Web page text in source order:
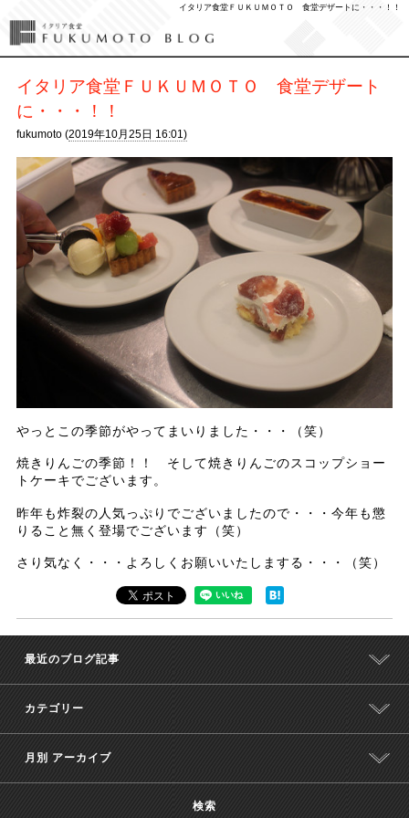
イタリア食堂ＦＵＫＵＭＯＴＯ 食堂デザートに・・・！！
イタリア食堂ＦＵＫＵＭＯＴＯ 食堂デザート
に・・・！！
fukumoto (2019年10月25日 16:01)
やっとこの季節がやってまいりました・・・（笑）
焼きりんごの季節！！ そして焼きりんごのスコップショー
トケーキでございます。
昨年も炸裂の人気っぷりでございましたので・・・今年も懲
りること無く登場でございます（笑）
さり気なく・・・よろしくお願いいたしまする・・・（笑）
最近のブログ記事
カテゴリー
月別 アーカイブ
検索